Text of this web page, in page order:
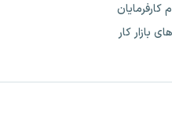
کارفرمایان
بازار کار